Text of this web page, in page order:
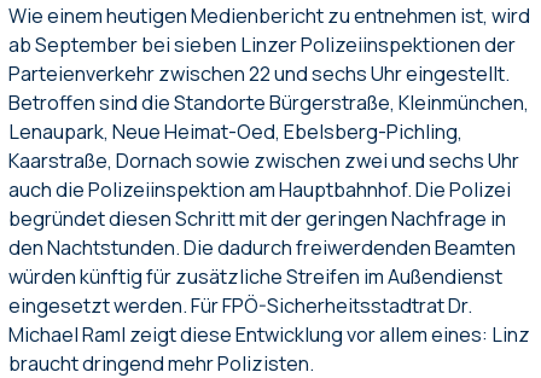
Wie einem heutigen Medienbericht zu entnehmen ist, wird
ab September bei sieben Linzer Polizeiinspektionen der
Parteienverkehr zwischen 22 und sechs Uhr eingestellt.
Betroffen sind die Standorte Bürgerstraße, Kleinmünchen,
Lenaupark, Neue Heimat-Oed, Ebelsberg-Pichling,
Kaarstraße, Dornach sowie zwischen zwei und sechs Uhr
auch die Polizeiinspektion am Hauptbahnhof. Die Polizei
begründet diesen Schritt mit der geringen Nachfrage in
den Nachtstunden. Die dadurch freiwerdenden Beamten
würden künftig für zusätzliche Streifen im Außendienst
eingesetzt werden. Für FPÖ-Sicherheitsstadtrat Dr.
Michael Raml zeigt diese Entwicklung vor allem eines: Linz
braucht dringend mehr Polizisten.